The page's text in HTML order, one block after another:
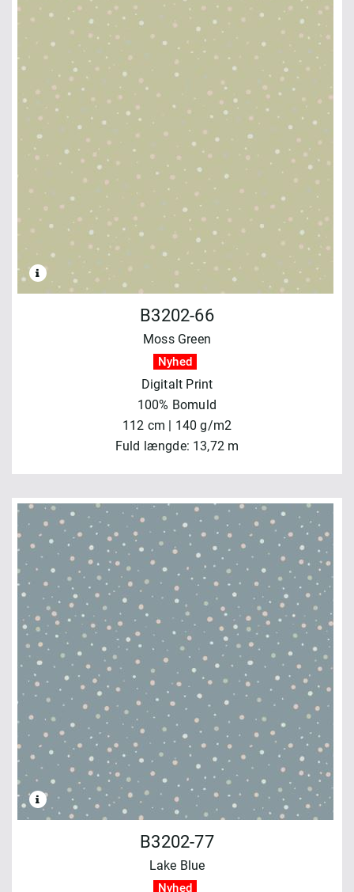
B3202-66
Moss Green
Nyhed
Digitalt Print
100% Bomuld
112 cm | 140 g/m2
Fuld længde: 13,72 m
B3202-77
Lake Blue
Nyhed